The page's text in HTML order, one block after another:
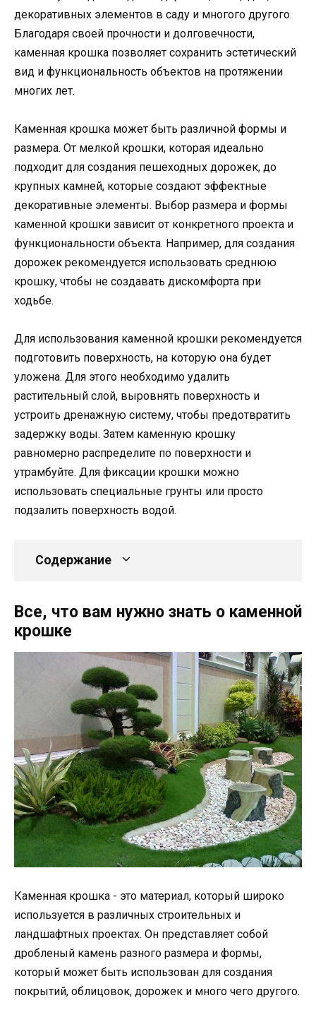
декоративных элементов в саду и многого другого.
Благодаря своей прочности и долговечности,
каменная крошка позволяет сохранить эстетический
вид и функциональность объектов на протяжении
многих лет.
Каменная крошка может быть различной формы и
размера. От мелкой крошки, которая идеально
подходит для создания пешеходных дорожек, до
крупных камней, которые создают эффектные
декоративные элементы. Выбор размера и формы
каменной крошки зависит от конкретного проекта и
функциональности объекта. Например, для создания
дорожек рекомендуется использовать среднюю
крошку, чтобы не создавать дискомфорта при
ходьбе.
Для использования каменной крошки рекомендуется
подготовить поверхность, на которую она будет
уложена. Для этого необходимо удалить
растительный слой, выровнять поверхность и
устроить дренажную систему, чтобы предотвратить
задержку воды. Затем каменную крошку
равномерно распределите по поверхности и
утрамбуйте. Для фиксации крошки можно
использовать специальные грунты или просто
подзалить поверхность водой.
Содержание
Все, что вам нужно знать о каменной
крошке
Каменная крошка - это материал, который широко
используется в различных строительных и
ландшафтных проектах. Он представляет собой
дробленый камень разного размера и формы,
который может быть использован для создания
покрытий, облицовок, дорожек и много чего другого.